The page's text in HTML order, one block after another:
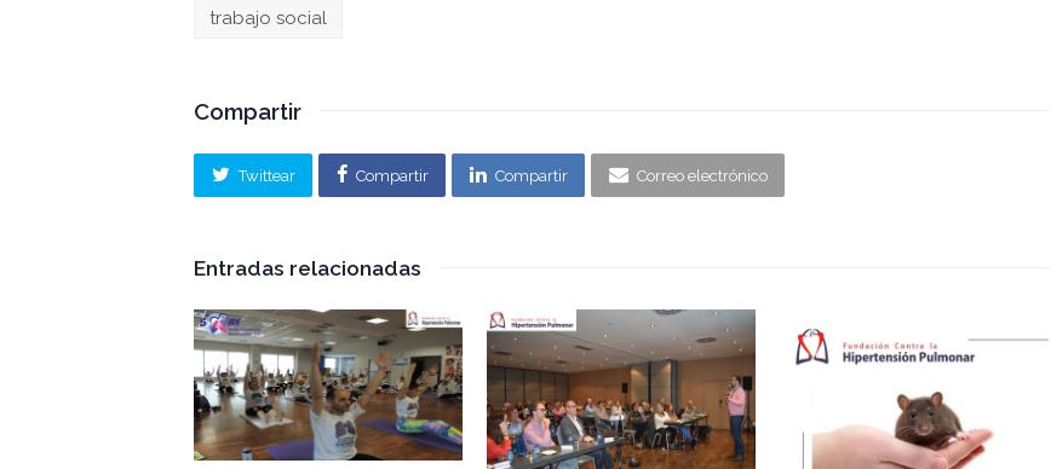
trabajo social
Compartir
Twittear Compartir Compartir Correo electrónico
Entradas relacionadas